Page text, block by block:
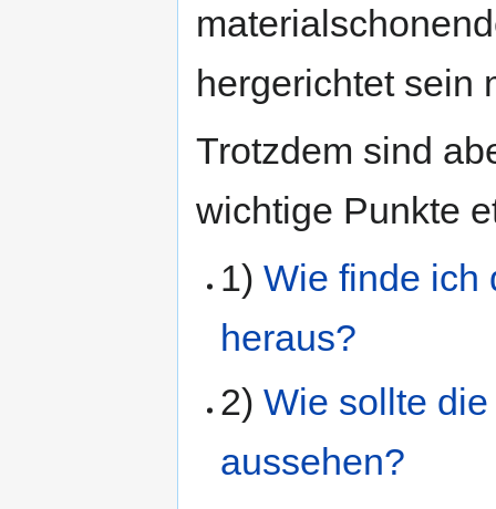
hergerichtet sein
Trotzdem sind
wichtige Punkte
1)Wie finde ich
heraus?
2)Wie sollte
aussehen?